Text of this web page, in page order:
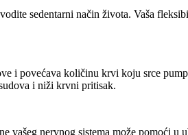
sedentarni način života. Vaša
i povećava količinu krvi koju srce
i niži krvni pritisak.
nervnog sistema može pomoći